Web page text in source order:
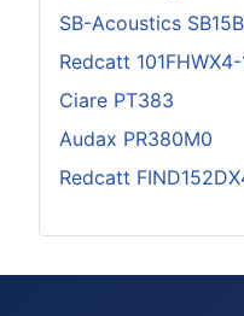
SB-Acoustics
Redcatt
Ciare PT383
Audax PR380M0
Redcatt